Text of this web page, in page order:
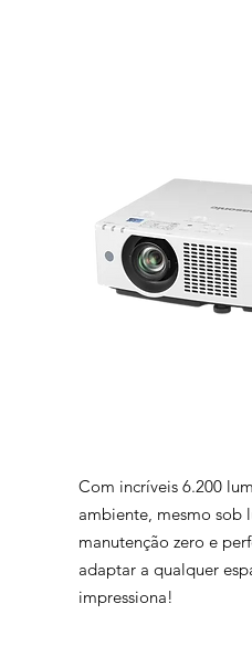
Com incríveis 6.200
ambiente, mesmo sob
manutenção zero e
adaptar a qualquer
impressiona!